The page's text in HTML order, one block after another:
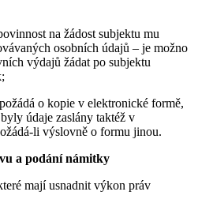
na žádost subjektu mu
osobních údajů – je možno
výdajů žádat po subjektu
o kopie v elektronické formě,
údaje zaslány taktéž v
li výslovně o formu jinou.
a podání námitky
mají usnadnit výkon práv